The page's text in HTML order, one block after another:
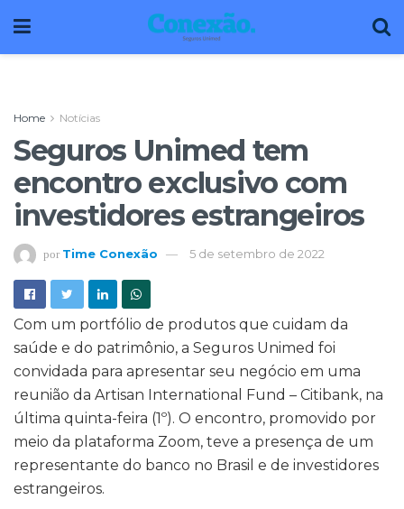
Home Notícias
Seguros Unimed tem
encontro exclusivo com
investidores estrangeiros
por Time Conexão 5 de setembro de 2022
Com um portfólio de produtos que cuidam da
saúde e do patrimônio, a Seguros Unimed foi
convidada para apresentar seu negócio em uma
reunião da Artisan International Fund – Citibank, na
última quinta-feira (1º). O encontro, promovido por
meio da plataforma Zoom, teve a presença de um
representante do banco no Brasil e de investidores
estrangeiros.